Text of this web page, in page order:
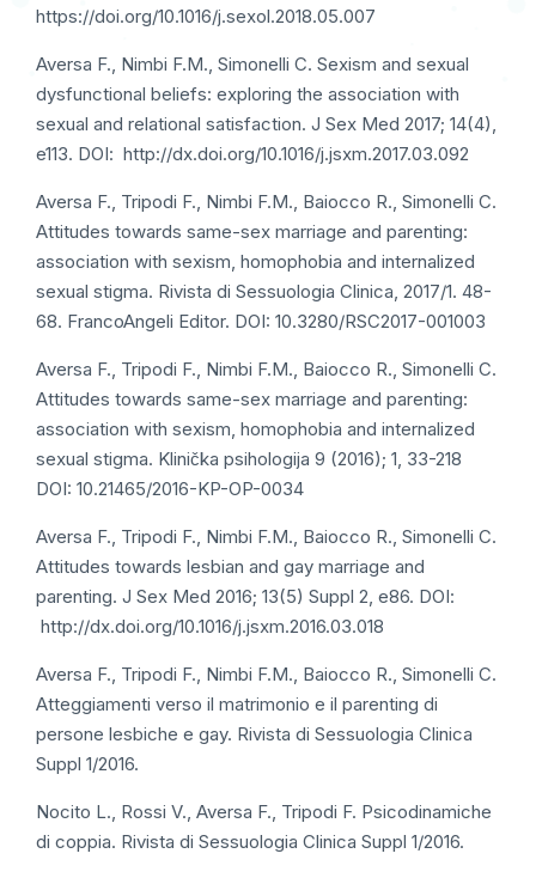
https://doi.org/10.1016/j.sexol.2018.05.007
Aversa F., Nimbi F.M., Simonelli C. Sexism and sexual
dysfunctional beliefs: exploring the association with
sexual and relational satisfaction. J Sex Med 2017; 14(4),
e113. DOI: http://dx.doi.org/10.1016/j.jsxm.2017.03.092
Aversa F., Tripodi F., Nimbi F.M., Baiocco R., Simonelli C.
Attitudes towards same-sex marriage and parenting:
association with sexism, homophobia and internalized
sexual stigma. Rivista di Sessuologia Clinica, 2017/1. 48-
68. FrancoAngeli Editor. DOI: 10.3280/RSC2017-001003
Aversa F., Tripodi F., Nimbi F.M., Baiocco R., Simonelli C.
Attitudes towards same-sex marriage and parenting:
association with sexism, homophobia and internalized
sexual stigma. Klinička psihologija 9 (2016); 1, 33-218
DOI: 10.21465/2016-KP-OP-0034
Aversa F., Tripodi F., Nimbi F.M., Baiocco R., Simonelli C.
Attitudes towards lesbian and gay marriage and
parenting. J Sex Med 2016; 13(5) Suppl 2, e86. DOI:
http://dx.doi.org/10.1016/j.jsxm.2016.03.018
Aversa F., Tripodi F., Nimbi F.M., Baiocco R., Simonelli C.
Atteggiamenti verso il matrimonio e il parenting di
persone lesbiche e gay. Rivista di Sessuologia Clinica
Suppl 1/2016.
Nocito L., Rossi V., Aversa F., Tripodi F. Psicodinamiche
di coppia. Rivista di Sessuologia Clinica Suppl 1/2016.